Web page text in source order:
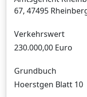
67, 47495
Verkehrswert
230.000,00 Euro
Grundbuch
Hoerstgen Blatt 10